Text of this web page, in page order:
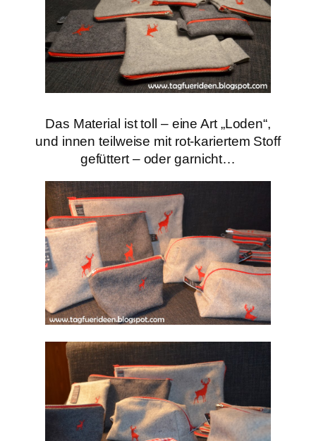
Das Material ist toll – eine Art „Loden“,
und innen teilweise mit rot-kariertem Stoff
gefüttert – oder garnicht…